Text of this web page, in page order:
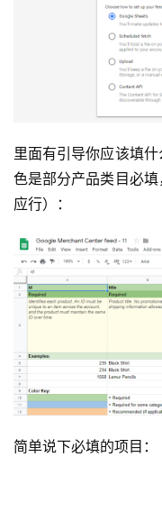
手
C
l
b
干
货
精
选
里面有引导你应该填
色是部分产品类目必
应行）：
简单说下必填的项目：